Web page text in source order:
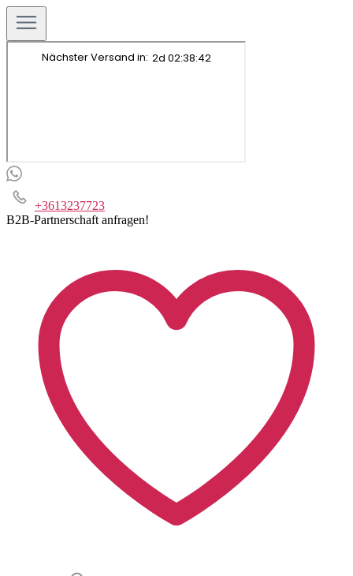
+3613237723
B2B-Partnerschaft anfragen!